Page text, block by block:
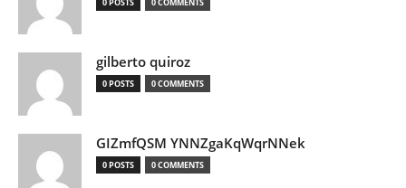
gilberto quiroz
0 POSTS 0 COMMENTS
GIZmfQSM YNNZgaKqWqrNNek
0 POSTS 0 COMMENTS